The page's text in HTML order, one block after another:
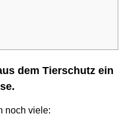
dem Tierschutz ein
noch viele: